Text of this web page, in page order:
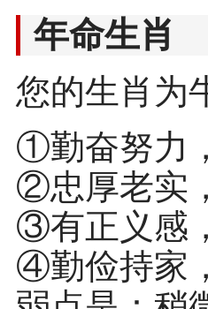
年命生肖
您的生肖为
①勤奋努力
②忠厚老实
③有正义感
④勤俭持家